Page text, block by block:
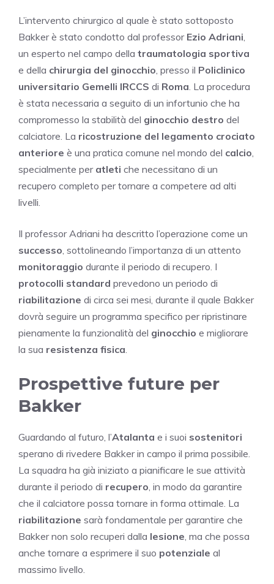
L’intervento chirurgico al quale è stato sottoposto
Bakker è stato condotto dal professor Ezio Adriani
un esperto nel campo della traumatologia sportiva
e della chirurgia del ginocchio , presso il Policlinico
universitario Gemelli IRCCS di Roma . La procedura
è stata necessaria a seguito di un infortunio che ha
compromesso la stabilità del ginocchio destro del
calciatore. La ricostruzione del legamento crociato
anteriore è una pratica comune nel mondo del calcio
specialmente per atleti che necessitano di un
recupero completo per tornare a competere ad alti
livelli.
Il professor Adriani ha descritto l’operazione come un
successo , sottolineando l’importanza di un attento
monitoraggio durante il periodo di recupero. I
protocolli standard prevedono un periodo di
riabilitazione di circa sei mesi, durante il quale Bakker
dovrà seguire un programma specifico per ripristinare
pienamente la funzionalità del ginocchio e migliorare
la sua resistenza fisica
Prospettive future per
Bakker
Guardando al futuro, l’Atalanta e i suoi sostenitori
sperano di rivedere Bakker in campo il prima possibile.
La squadra ha già iniziato a pianificare le sue attività
durante il periodo di recupero , in modo da garantire
che il calciatore possa tornare in forma ottimale. La
riabilitazione sarà fondamentale per garantire che
Bakker non solo recuperi dalla lesione , ma che possa
anche tornare a esprimere il suo potenziale al
massimo livello.